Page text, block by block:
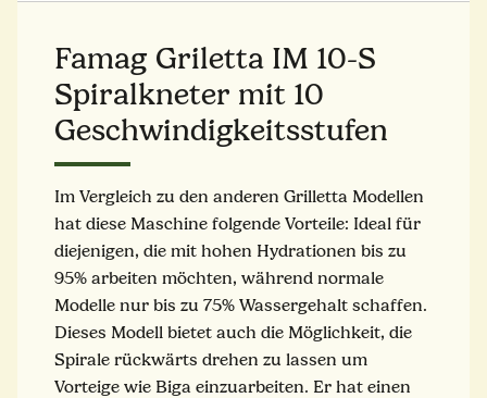
Famag Griletta IM 10-S
Spiralkneter mit 10
Geschwindigkeitsstufen
Im Vergleich zu den anderen Grilletta Modellen
hat diese Maschine folgende Vorteile: Ideal für
diejenigen, die mit hohen Hydrationen bis zu
95% arbeiten möchten, während normale
Modelle nur bis zu 75% Wassergehalt schaffen.
Dieses Modell bietet auch die Möglichkeit, die
Spirale rückwärts drehen zu lassen um
Vorteige wie Biga einzuarbeiten. Er hat einen